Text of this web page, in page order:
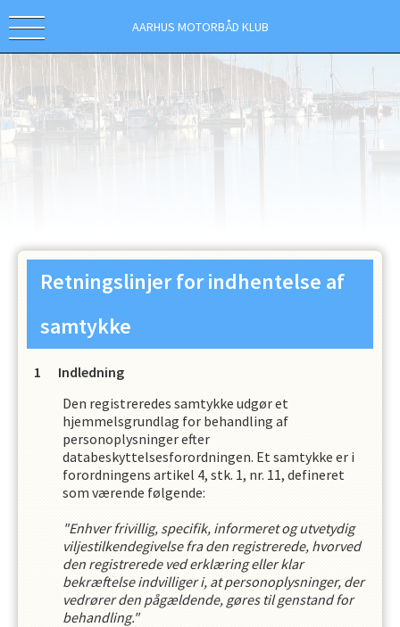
AARHUS MOTORBÅD KLUB
Retningslinjer for indhentelse af
samtykke
Indledning
Den registreredes samtykke udgør et
hjemmelsgrundlag for behandling af
personoplysninger efter
databeskyttelsesforordningen. Et samtykke er i
forordningens artikel 4, stk. 1, nr. 11, defineret
som værende følgende:
"Enhver frivillig, specifik, informeret og utvetydig
viljestilkendegivelse fra den registrerede, hvorved
den registrerede ved erklæring eller klar
bekræftelse indvilliger i, at personoplysninger, der
vedrører den pågældende, gøres til genstand for
behandling."